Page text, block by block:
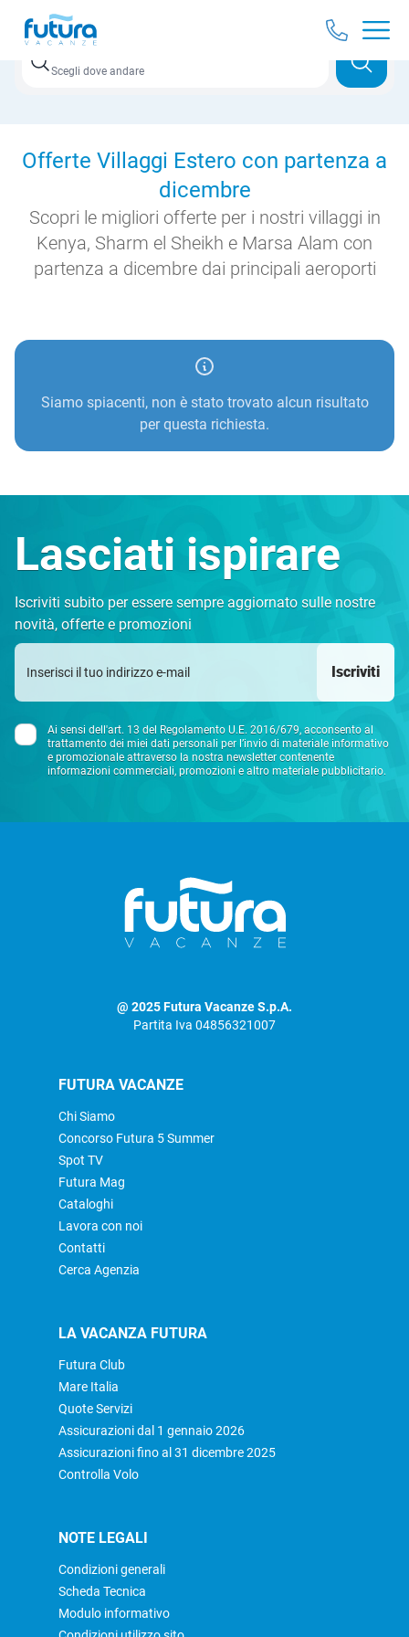
Scegli dove andare
Offerte Villaggi Estero con partenza a
dicembre
Scopri le migliori offerte per i nostri villaggi in
Kenya, Sharm el Sheikh e Marsa Alam con
partenza a dicembre dai principali aeroporti
Siamo spiacenti, non è stato trovato alcun risultato
per questa richiesta.
Lasciati ispirare
Iscriviti subito per essere sempre aggiornato sulle nostre
novità, offerte e promozioni
Iscriviti
Ai sensi dell'art. 13 del Regolamento U.E. 2016/679, acconsento al
trattamento dei miei dati personali per l’invio di materiale informativo
e promozionale attraverso la nostra newsletter contenente
informazioni commerciali, promozioni e altro materiale pubblicitario.
@ 2025 Futura Vacanze S.p.A.
Partita Iva 04856321007
FUTURA VACANZE
Chi Siamo
Concorso Futura 5 Summer
Spot TV
Futura Mag
Cataloghi
Lavora con noi
Contatti
Cerca Agenzia
LA VACANZA FUTURA
Futura Club
Mare Italia
Quote Servizi
Assicurazioni dal 1 gennaio 2026
Assicurazioni fino al 31 dicembre 2025
Controlla Volo
NOTE LEGALI
Condizioni generali
Scheda Tecnica
Modulo informativo